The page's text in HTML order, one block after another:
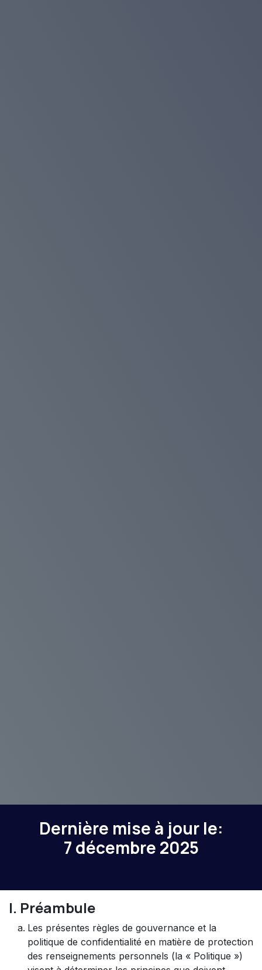
Dernière mise à jour le:
7 décembre 2025
I. Préambule
Les présentes règles de gouvernance et la
politique de confidentialité en matière de protection
des renseignements personnels (la « Politique »)